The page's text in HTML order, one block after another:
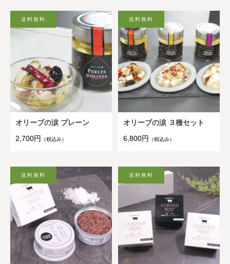
オリーブの涙 プレーン
2,700円 （税込み）
オリーブの涙 ３種セット
6,800円
（税込み）